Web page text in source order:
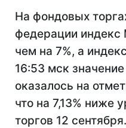
На фондовых
федерации
чем на 7%, а
16:53 мск
оказалось на
что на 7,13% ниже
торгов 12